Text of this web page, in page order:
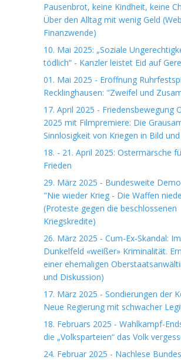
Pausenbrot, keine Kindheit, keine
Über den Alltag mit wenig Geld
Finanzwende)
10. Mai 2025: „Soziale
tödlich“ - Kanzler leistet Eid auf
01. Mai 2025 - Eröffnung
Recklinghausen: "Zweifel und
17. April 2025 - Friedensbewegung
2025 mit Filmpremiere: Die
Sinnlosigkeit von Kriegen in Bild
18. - 21. April 2025: Ostermärsche
Frieden
29. März 2025 - Bundesweite
"Nie wieder Krieg - Die Waffen
(Proteste gegen die beschlossenen
Kriegskredite)
26. März 2025 - Cum-Ex-Skandal: Im
Dunkelfeld «weißer» Kriminalität.
einer ehemaligen
und Diskussion)
17. März 2025 - Sondierungen der
Neue Regierung mit schwacher
18. Februars 2025 - Wahlkampf-
die „Volksparteien“ das Volk
24. Februar 2025 - Nachlese